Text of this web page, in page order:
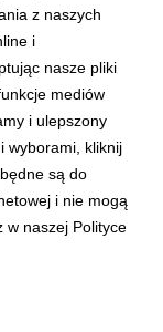
jesienne
Radio
z naszych
i
nasze pliki
mediów
i ulepszony
wyborami, kliknij
są do
i nie mogą
w naszej Polityce